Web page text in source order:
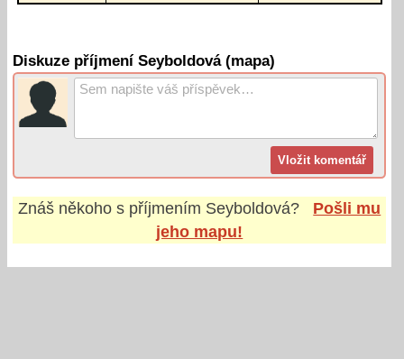
Diskuze příjmení Seyboldová (mapa)
Znáš někoho s příjmením Seyboldová?
Pošli mu
jeho mapu!